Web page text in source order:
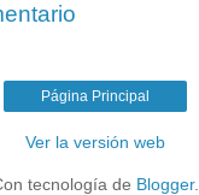
Página Principal
Ver la versión web
tecnología de Blogger.